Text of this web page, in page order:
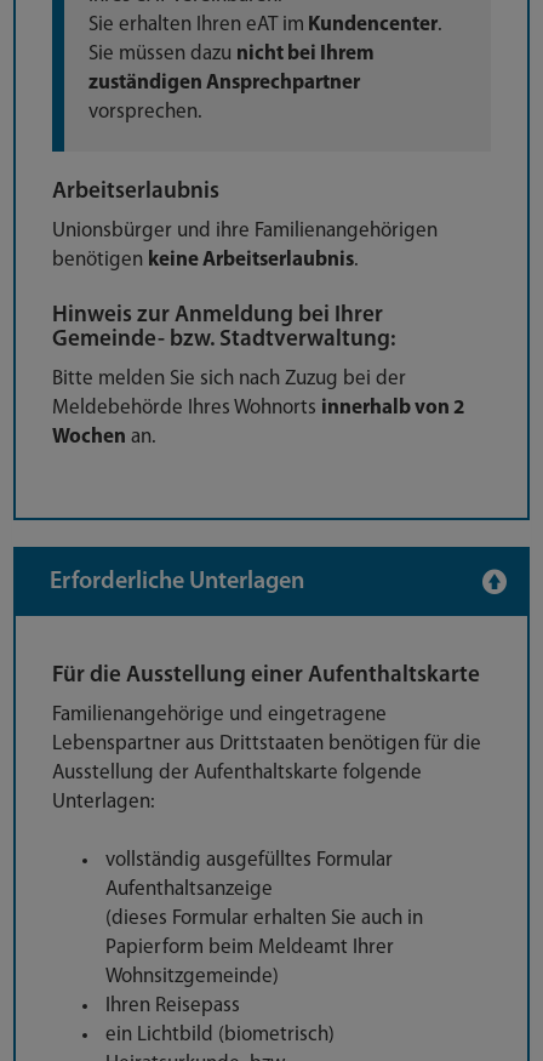
Sie erhalten Ihren eAT im Kundencenter.
Sie müssen dazu nicht bei Ihrem
zuständigen Ansprechpartner
vorsprechen.
Arbeitserlaubnis
Unionsbürger und ihre Familienangehörigen
benötigen keine Arbeitserlaubnis.
Hinweis zur Anmeldung bei Ihrer
Gemeinde- bzw. Stadtverwaltung:
Bitte melden Sie sich nach Zuzug bei der
Meldebehörde Ihres Wohnorts innerhalb von 2
Wochen an.
Erforderliche Unterlagen
Für die Ausstellung einer Aufenthaltskarte
Familienangehörige und eingetragene
Lebenspartner aus Drittstaaten benötigen für die
Ausstellung der Aufenthaltskarte folgende
Unterlagen:
vollständig ausgefülltes Formular
Aufenthaltsanzeige
(dieses Formular erhalten Sie auch in
Papierform beim Meldeamt Ihrer
Wohnsitzgemeinde)
Ihren Reisepass
ein Lichtbild (biometrisch)